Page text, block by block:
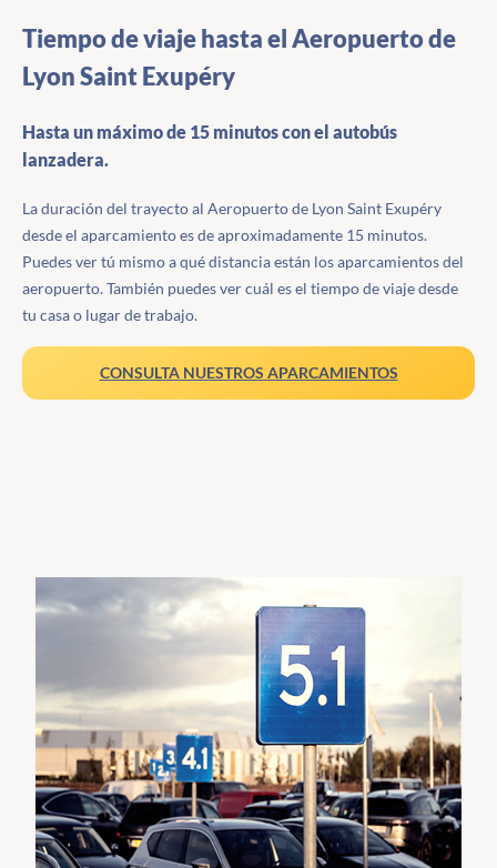
Tiempo de viaje hasta el Aeropuerto de
Lyon Saint Exupéry
Hasta un máximo de 15 minutos con el autobús
lanzadera.
La duración del trayecto al Aeropuerto de Lyon Saint Exupéry
desde el aparcamiento es de aproximadamente 15 minutos.
Puedes ver tú mismo a qué distancia están los aparcamientos del
aeropuerto. También puedes ver cuál es el tiempo de viaje desde
tu casa o lugar de trabajo.
CONSULTA NUESTROS APARCAMIENTOS